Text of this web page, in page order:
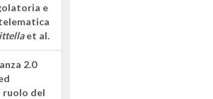
e
et al.
2.0
ruolo del